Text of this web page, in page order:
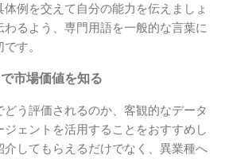
体例を交えて自分の能力を伝えましょ
わるよう、専門用語を一般的な言葉に
す。
市場価値を知る
う評価されるのか、客観的なデータ
ジェントを活用することをおすすめし
介してもらえるだけでなく、異業種へ